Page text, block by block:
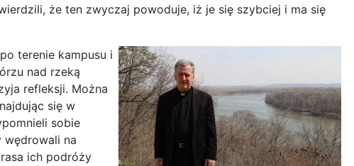
że ten zwyczaj powoduje, iż je się szybciej i ma się
terenie kampusu i
nad rzeką
refleksji. Można
się w
sobie
wędrowali na
ich podróży